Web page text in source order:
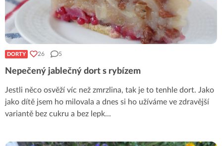
DORTY 26 5
Nepečený jablečný dort s rybízem
Jestli něco osvěží víc než zmrzlina, tak je to tenhle dort. Jako
jako dítě jsem ho milovala a dnes si ho užíváme ve zdravější
variantě bez cukru a bez lepk...